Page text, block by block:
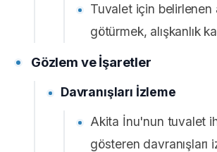
Tuvalet için belirlenen
götürmek, alışkanlık
Gözlem ve İşaretler
Davranışları İzleme
Akita İnu'nun tuvalet
gösteren davranışları